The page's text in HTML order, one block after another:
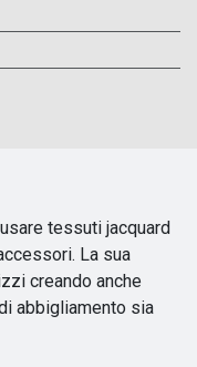
tessuti jacquard
La sua
creando anche
abbigliamento sia